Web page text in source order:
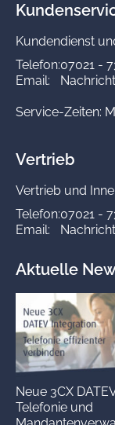
Kundendienst
Telefon:07021 -
Email:
Service-Zeiten:
Vertrieb
Vertrieb und
Telefon:07021 -
Email:
Aktuelle
Neue 3CX
Telefonie und